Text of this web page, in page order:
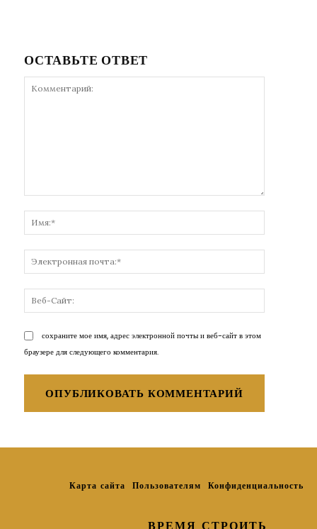
ОСТАВЬТЕ ОТВЕТ
почта:*
Сайт:
сохраните мое имя, адрес электронной почты и веб-сайт в этом
браузере для следующего комментария.
Карта сайта Пользователям Конфиденциальность